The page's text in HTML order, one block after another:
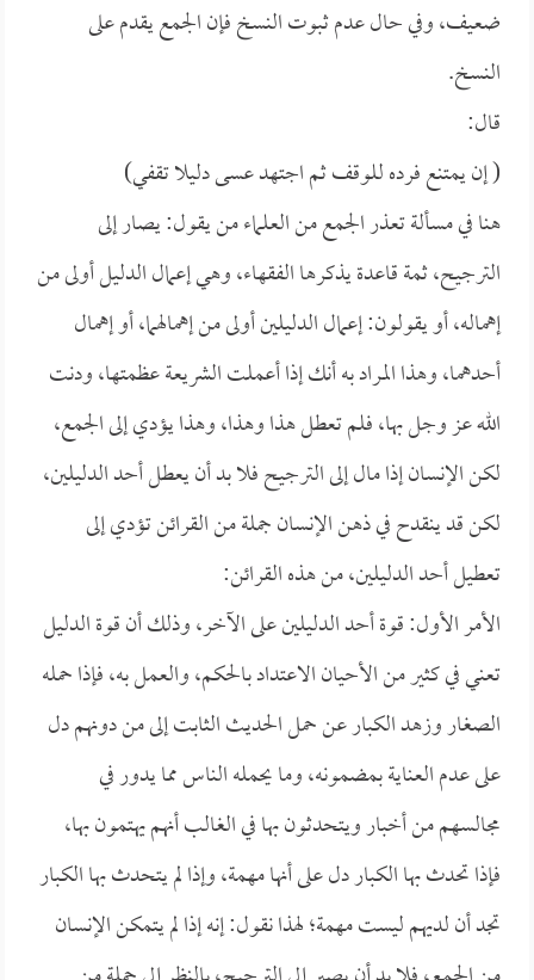
ضعيف، وفي حال عدم ثبوت النسخ فإن الجمع يقدم على
النسخ.
قال:
( إن يمتنع فرده للوقف ثم اجتهد عسى دليلا تقفي)
هنا في مسألة تعذر الجمع من العلماء من يقول: يصار إلى
الترجيح، ثمة قاعدة يذكرها الفقهاء، وهي إعمال الدليل أولى من
إهماله، أو يقولون: إعمال الدليلين أولى من إهمالهما، أو إهمال
أحدهما، وهذا المراد به أنك إذا أعملت الشريعة عظمتها، ودنت
الله عز وجل بها، فلم تعطل هذا وهذا، وهذا يؤدي إلى الجمع،
لكن الإنسان إذا مال إلى الترجيح فلا بد أن يعطل أحد الدليلين،
لكن قد ينقدح في ذهن الإنسان جملة من القرائن تؤدي إلى
تعطيل أحد الدليلين، من هذه القرائن:
الأمر الأول: قوة أحد الدليلين على الآخر، وذلك أن قوة الدليل
تعني في كثير من الأحيان الاعتداد بالحكم، والعمل به، فإذا حمله
الصغار وزهد الكبار عن حمل الحديث الثابت إلى من دونهم دل
على عدم العناية بمضمونه، وما يحمله الناس مما يدور في
مجالسهم من أخبار ويتحدثون بها في الغالب أنهم يهتمون بها،
فإذا تحدث بها الكبار دل على أنها مهمة، وإذا لم يتحدث بها الكبار
تجد أن لديهم ليست مهمة؛ لهذا نقول: إنه إذا لم يتمكن الإنسان